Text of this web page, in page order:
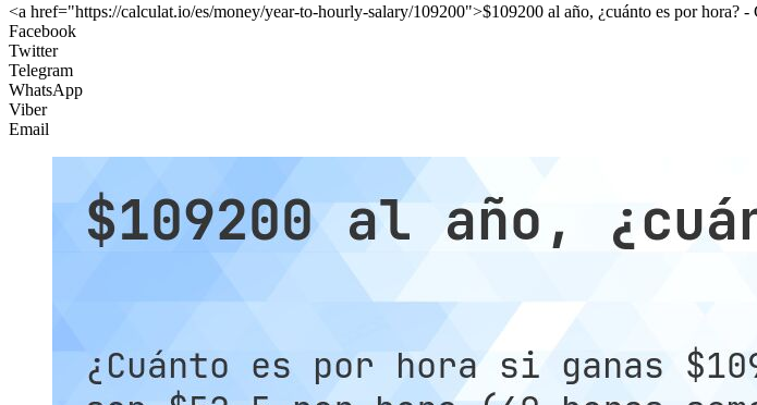
<a href="https://calculat.io/es/money/year-to-hourly-salary/109200">$109200 al año, ¿cuánto es por hora? -
Facebook
Twitter
Telegram
WhatsApp
Viber
Email